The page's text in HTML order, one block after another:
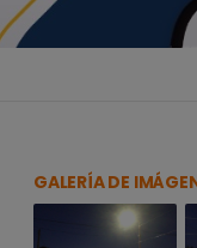
GALERÍA DE